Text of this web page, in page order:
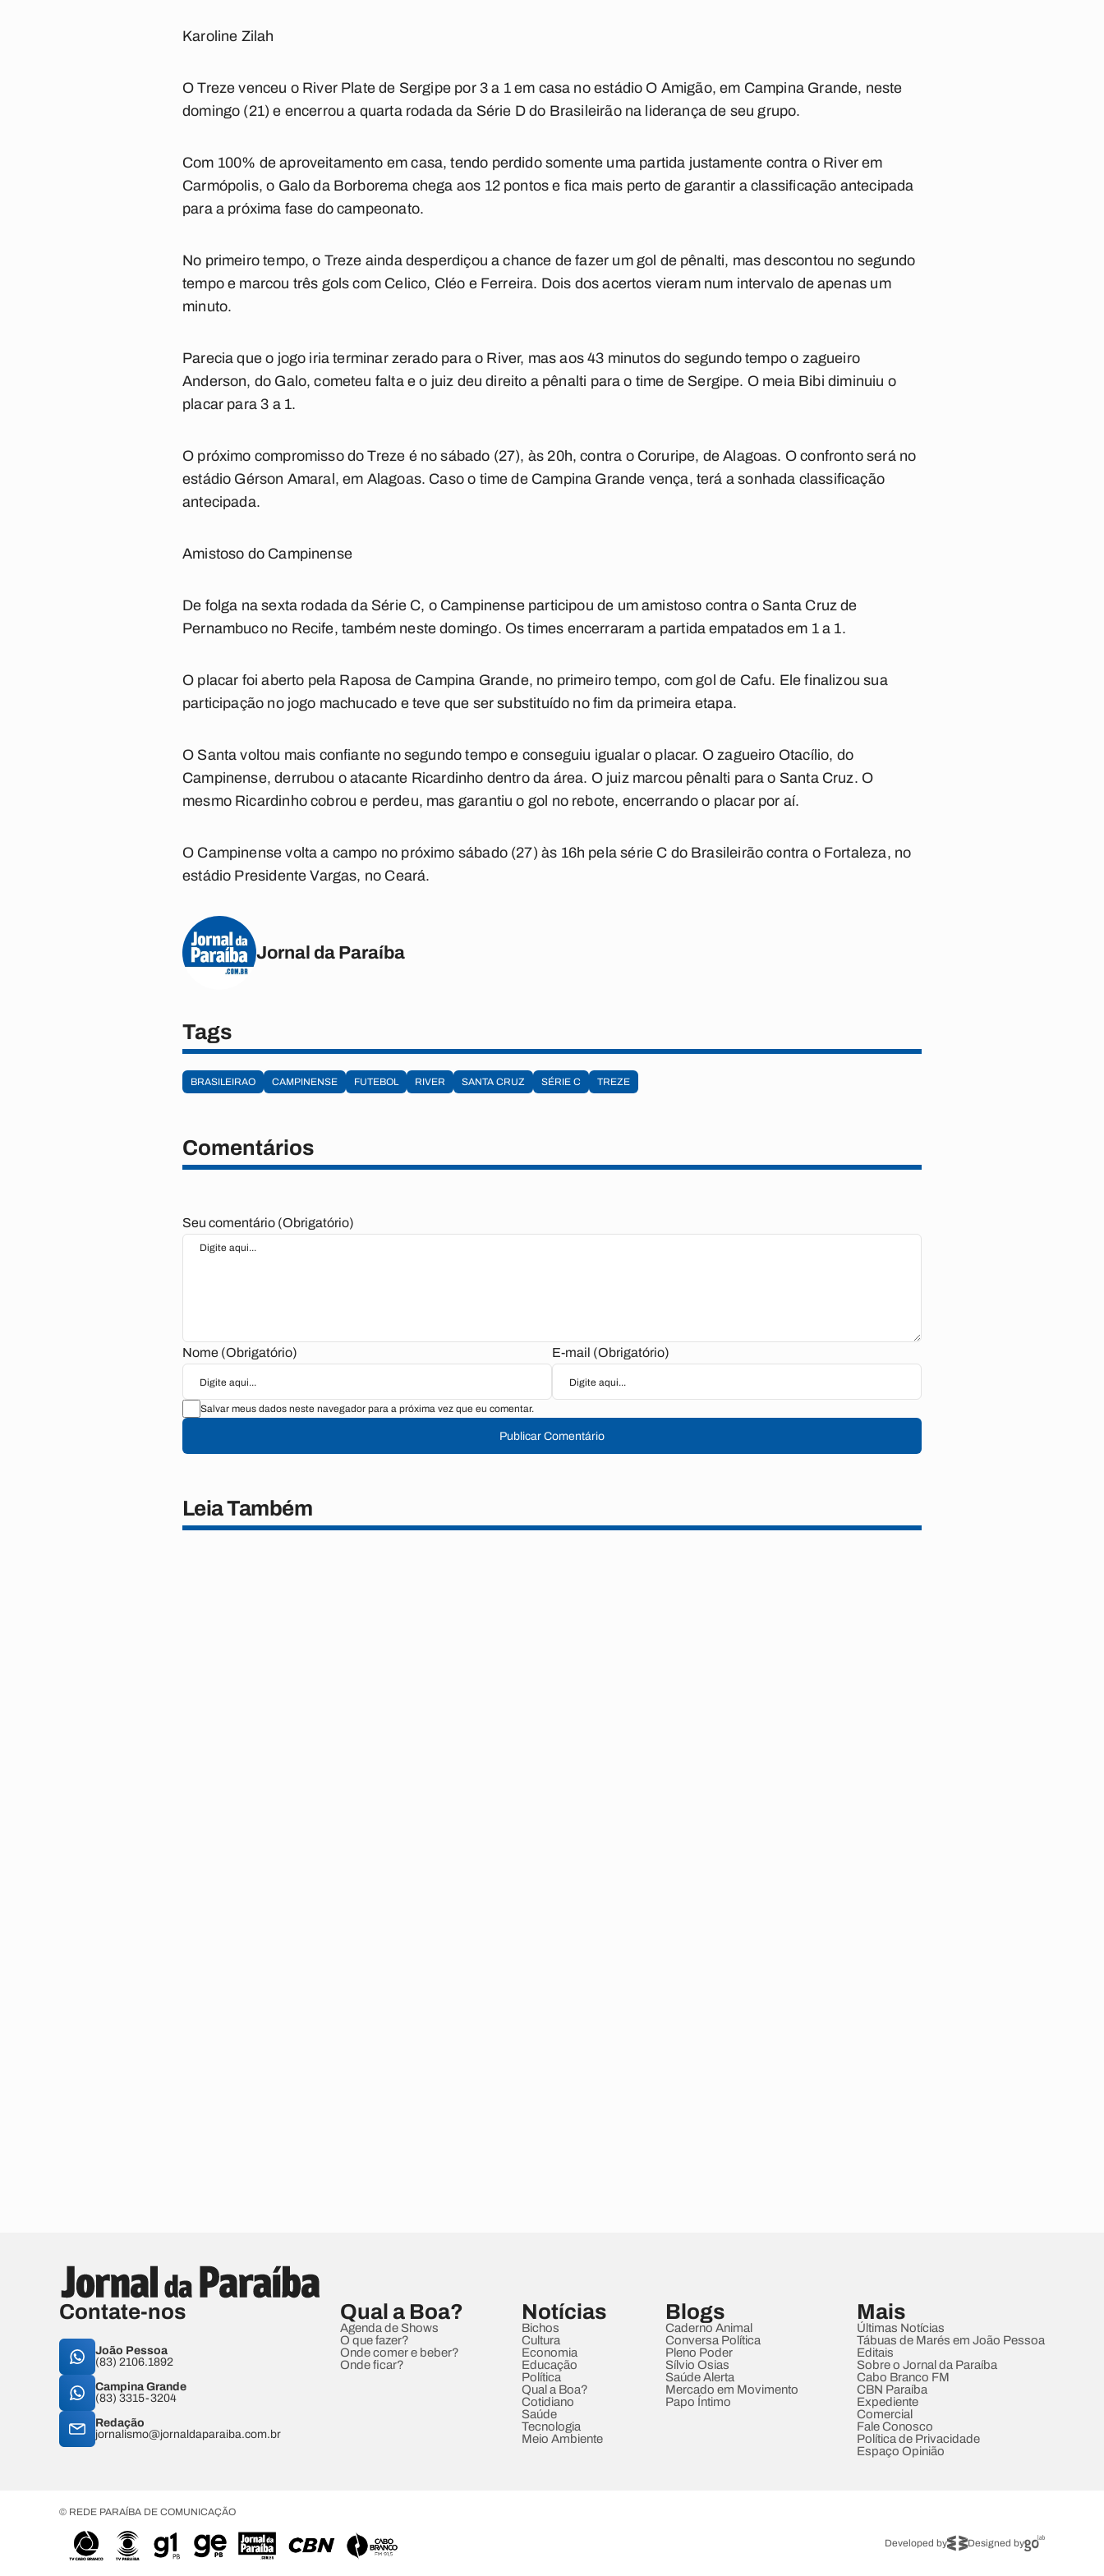
Karoline Zilah
O Treze venceu o River Plate de Sergipe por 3 a 1 em casa no estádio O Amigão, em Campina Grande, neste
domingo (21) e encerrou a quarta rodada da Série D do Brasileirão na liderança de seu grupo.
Com 100% de aproveitamento em casa, tendo perdido somente uma partida justamente contra o River em
Carmópolis, o Galo da Borborema chega aos 12 pontos e fica mais perto de garantir a classificação antecipada
para a próxima fase do campeonato.
No primeiro tempo, o Treze ainda desperdiçou a chance de fazer um gol de pênalti, mas descontou no segundo
tempo e marcou três gols com Celico, Cléo e Ferreira. Dois dos acertos vieram num intervalo de apenas um
minuto.
Parecia que o jogo iria terminar zerado para o River, mas aos 43 minutos do segundo tempo o zagueiro
Anderson, do Galo, cometeu falta e o juiz deu direito a pênalti para o time de Sergipe. O meia Bibi diminuiu o
placar para 3 a 1.
O próximo compromisso do Treze é no sábado (27), às 20h, contra o Coruripe, de Alagoas. O confronto será no
estádio Gérson Amaral, em Alagoas. Caso o time de Campina Grande vença, terá a sonhada classificação
antecipada.
Amistoso do Campinense
De folga na sexta rodada da Série C, o Campinense participou de um amistoso contra o Santa Cruz de
Pernambuco no Recife, também neste domingo. Os times encerraram a partida empatados em 1 a 1.
O placar foi aberto pela Raposa de Campina Grande, no primeiro tempo, com gol de Cafu. Ele finalizou sua
participação no jogo machucado e teve que ser substituído no fim da primeira etapa.
O Santa voltou mais confiante no segundo tempo e conseguiu igualar o placar. O zagueiro Otacílio, do
Campinense, derrubou o atacante Ricardinho dentro da área. O juiz marcou pênalti para o Santa Cruz. O
mesmo Ricardinho cobrou e perdeu, mas garantiu o gol no rebote, encerrando o placar por aí.
O Campinense volta a campo no próximo sábado (27) às 16h pela série C do Brasileirão contra o Fortaleza, no
estádio Presidente Vargas, no Ceará.
Jornal da Paraíba
Tags
BRASILEIRAO CAMPINENSE FUTEBOL RIVER SANTA CRUZ SÉRIE C TREZE
Comentários
Seu comentário (Obrigatório)
Nome (Obrigatório) E-mail (Obrigatório)
Salvar meus dados neste navegador para a próxima vez que eu comentar.
Publicar Comentário
Leia Também
Contate-nos
João Pessoa
(83) 2106.1892
Campina Grande
(83) 3315-3204
Redação
jornalismo@jornaldaparaiba.com.br
Qual a Boa?
Agenda de Shows
O que fazer?
Onde comer e beber?
Onde ficar?
Notícias
Bichos
Cultura
Economia
Educação
Política
Qual a Boa?
Cotidiano
Saúde
Tecnologia
Meio Ambiente
Blogs
Caderno Animal
Conversa Política
Pleno Poder
Sílvio Osias
Saúde Alerta
Mercado em Movimento
Papo Íntimo
Mais
Últimas Notícias
Tábuas de Marés em João Pessoa
Editais
Sobre o Jornal da Paraíba
Cabo Branco FM
CBN Paraíba
Expediente
Comercial
Fale Conosco
Política de Privacidade
Espaço Opinião
© REDE PARAÍBA DE COMUNICAÇÃO
Developed by Designed by